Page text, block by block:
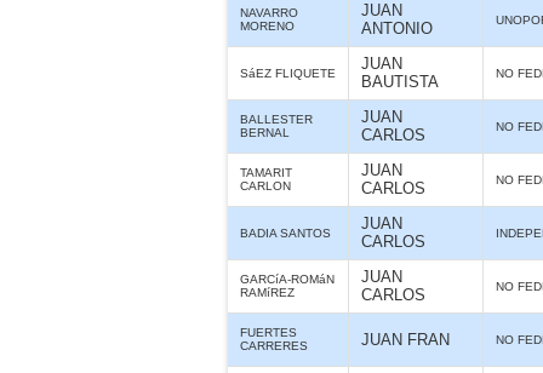
NAVARRO
MORENO
JUAN
ANTONIO
SáEZ FLIQUETE
JUAN
BAUTISTA
NO
BALLESTER
BERNAL
JUAN
CARLOS
NO
TAMARIT
CARLON
JUAN
CARLOS
NO
BADIA SANTOS
JUAN
CARLOS
GARCíA-ROMáN
RAMíREZ
JUAN
CARLOS
NO
FUERTES
CARRERES
JUAN FRAN NO